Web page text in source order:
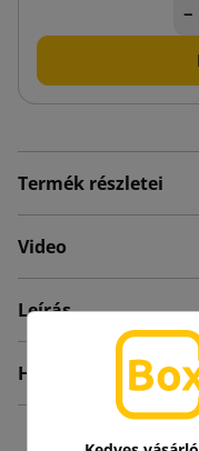
−
Termék részletei
Video
Leírás
Hozzászólások